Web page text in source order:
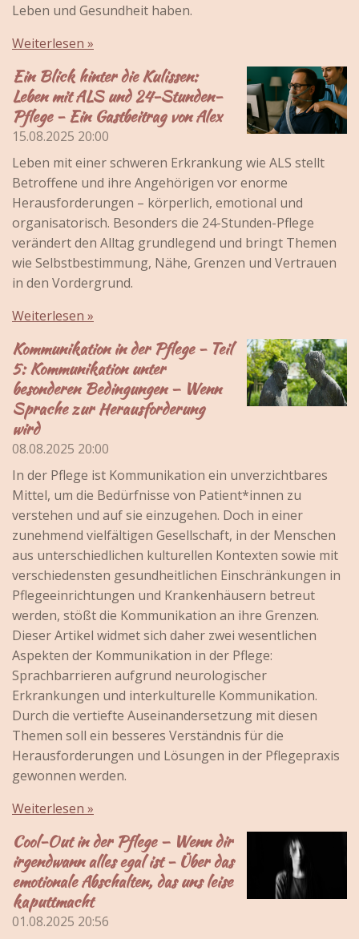
Leben und Gesundheit haben.
Weiterlesen »
Ein Blick hinter die Kulissen:
Leben mit ALS und 24-Stunden-
Pflege - Ein Gastbeitrag von Alex
15.08.2025 20:00
Leben mit einer schweren Erkrankung wie ALS stellt
Betroffene und ihre Angehörigen vor enorme
Herausforderungen – körperlich, emotional und
organisatorisch. Besonders die 24-Stunden-Pflege
verändert den Alltag grundlegend und bringt Themen
wie Selbstbestimmung, Nähe, Grenzen und Vertrauen
in den Vordergrund.
Weiterlesen »
Kommunikation in der Pflege - Teil
5: Kommunikation unter
besonderen Bedingungen – Wenn
Sprache zur Herausforderung
wird
08.08.2025 20:00
In der Pflege ist Kommunikation ein unverzichtbares
Mittel, um die Bedürfnisse von Patient*innen zu
verstehen und auf sie einzugehen. Doch in einer
zunehmend vielfältigen Gesellschaft, in der Menschen
aus unterschiedlichen kulturellen Kontexten sowie mit
verschiedensten gesundheitlichen Einschränkungen in
Pflegeeinrichtungen und Krankenhäusern betreut
werden, stößt die Kommunikation an ihre Grenzen.
Dieser Artikel widmet sich daher zwei wesentlichen
Aspekten der Kommunikation in der Pflege:
Sprachbarrieren aufgrund neurologischer
Erkrankungen und interkulturelle Kommunikation.
Durch die vertiefte Auseinandersetzung mit diesen
Themen soll ein besseres Verständnis für die
Herausforderungen und Lösungen in der Pflegepraxis
gewonnen werden.
Weiterlesen »
Cool-Out in der Pflege – Wenn dir
irgendwann alles egal ist - Über das
emotionale Abschalten, das uns leise
kaputtmacht
01.08.2025 20:56